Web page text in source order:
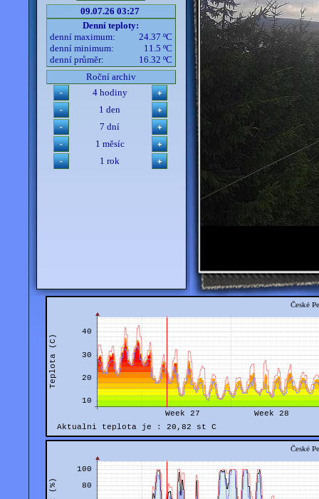
09.07.26 03:27
Denní teploty:
denní maximum:
24.37 ºC
denní minimum:
11.5 ºC
denní průměr:
16.32 ºC
Roční archiv
4 hodiny
1 den
7 dní
1 měsíc
1 rok